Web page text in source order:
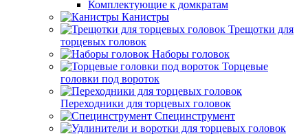
Комплектующие к домкратам
Канистры
Трещотки для
торцевых головок
Наборы головок
Торцевые
головки под вороток
Переходники для торцевых головок
Специнструмент